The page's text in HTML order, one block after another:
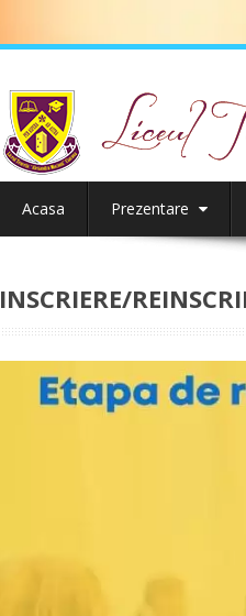
Acasa Prezentare
INSCRIERE/